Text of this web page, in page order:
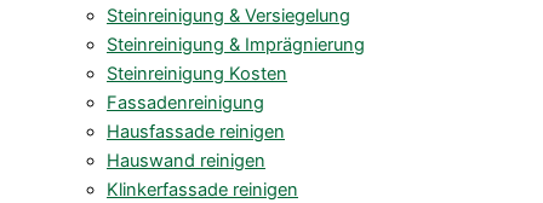
Steinreinigung & Versiegelung
Steinreinigung & Imprägnierung
Steinreinigung Kosten
Fassadenreinigung
Hausfassade reinigen
Hauswand reinigen
Klinkerfassade reinigen